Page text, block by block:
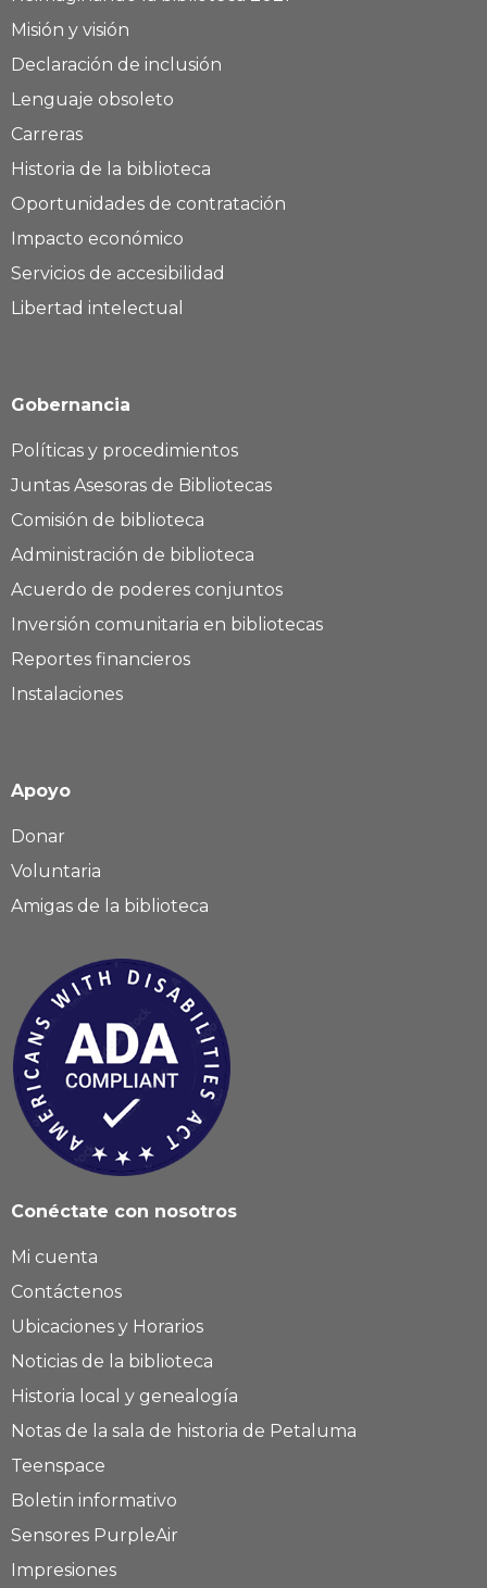
Misión y visión
Declaración de inclusión
Lenguaje obsoleto
Carreras
Historia de la biblioteca
Oportunidades de contratación
Impacto económico
Servicios de accesibilidad
Libertad intelectual
Gobernancia
Políticas y procedimientos
Juntas Asesoras de Bibliotecas
Comisión de biblioteca
Administración de biblioteca
Acuerdo de poderes conjuntos
Inversión comunitaria en bibliotecas
Reportes financieros
Instalaciones
Apoyo
Donar
Voluntaria
Amigas de la biblioteca
Conéctate con nosotros
Mi cuenta
Contáctenos
Ubicaciones y Horarios
Noticias de la biblioteca
Historia local y genealogía
Notas de la sala de historia de Petaluma
Teenspace
Boletin informativo
Sensores PurpleAir
Impresiones